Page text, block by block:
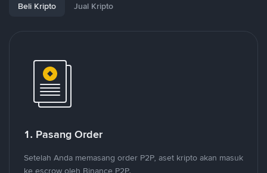
Beli Kripto Jual Kripto
1. Pasang Order
Setelah Anda memasang order P2P, aset kripto akan masuk
ke escrow oleh Binance P2P.